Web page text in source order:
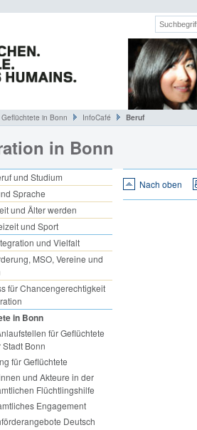
Suchwort:
Geflüchtete in Bonn InfoCafé Beruf
in Bonn
und Studium
Sprache
und Älter werden
und Sport
und Vielfalt
MSO, Vereine und
für Chancengerechtigkeit
in Bonn
für Geflüchtete
Bonn
für Geflüchtete
und Akteure in der
Flüchtlingshilfe
Engagement
Deutsch
Nach oben